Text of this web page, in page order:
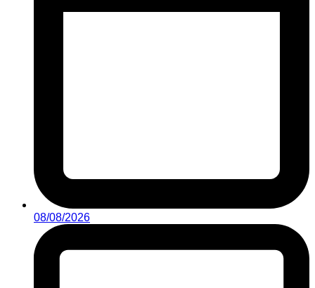
08/08/2026